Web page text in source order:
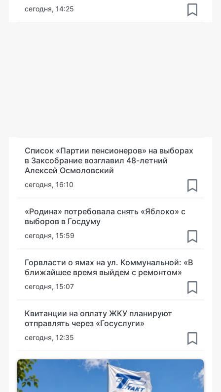
сегодня, 14:25
Список «Партии пенсионеров» на выборах
в Заксобрание возглавил 48-летний
Алексей Осмоловский
сегодня, 16:10
«Родина» потребовала снять «Яблоко» с
выборов в Госдуму
сегодня, 15:59
Горвласти о ямах на ул. Коммунальной: «В
ближайшее время выйдем с ремонтом»
сегодня, 15:07
Квитанции на оплату ЖКУ планируют
отправлять через «Госуслуги»
сегодня, 12:35